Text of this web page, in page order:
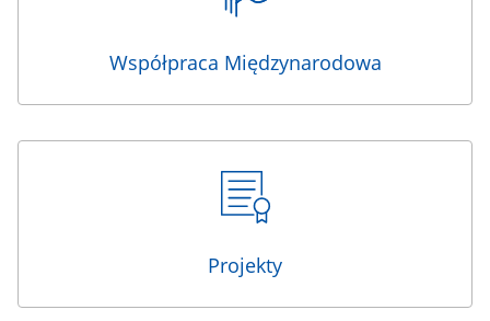
Współpraca Międzynarodowa
Projekty